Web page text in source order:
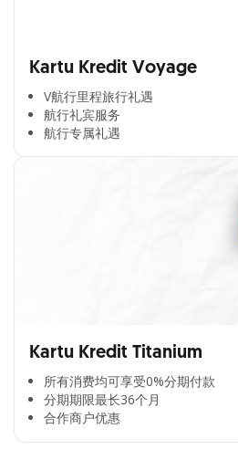
Kartu Kredit Voyage
V航行里程旅行礼遇
航行礼宾服务
航行专属礼遇
Kartu Kredit Titanium
所有消费均可享受0%分期付款​
分期期限最长36个月​
合作商户优惠​
Cross Selling